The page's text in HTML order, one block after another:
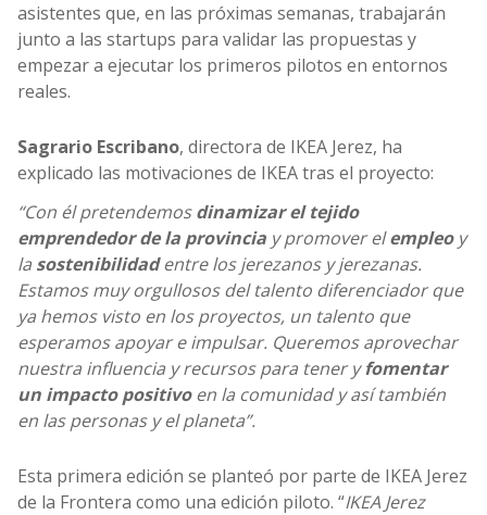
asistentes que, en las próximas semanas, trabajarán
junto a las startups para validar las propuestas y
empezar a ejecutar los primeros pilotos en entornos
reales.
Sagrario Escribano, directora de IKEA Jerez, ha
explicado las motivaciones de IKEA tras el proyecto:
“Con él pretendemosdinamizar el tejido
emprendedor de la provincia y promover elempleo y
la sostenibilidadentre los jerezanos y jerezanas.
Estamos muy orgullosos del talento diferenciador que
ya hemos visto en los proyectos, un talento que
esperamos apoyar e impulsar. Queremos aprovechar
nuestra influencia y recursos para tener yfomentar
un impacto positivoen la comunidad y así también
en las personas y el planeta”.
Esta primera edición se planteó por parte de IKEA Jerez
de la Frontera como una edición piloto. “IKEA Jerez